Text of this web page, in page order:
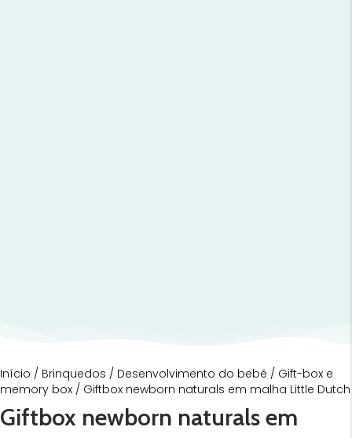
Início / Brinquedos / Desenvolvimento do bebé / Gift-box e
memory box / Giftbox newborn naturals em malha Little Dutch
Giftbox newborn naturals em